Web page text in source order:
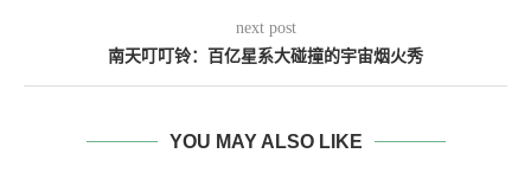
next post
南天叮叮铃：百亿星系大碰撞的宇宙烟火秀
YOU MAY ALSO LIKE